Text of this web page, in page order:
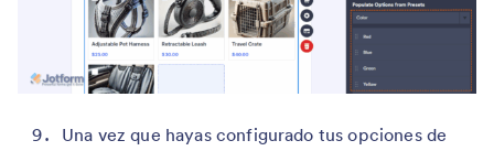
Una vez que hayas configurado tus opciones de